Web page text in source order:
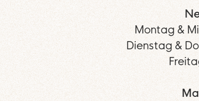
Montag &
Dienstag &